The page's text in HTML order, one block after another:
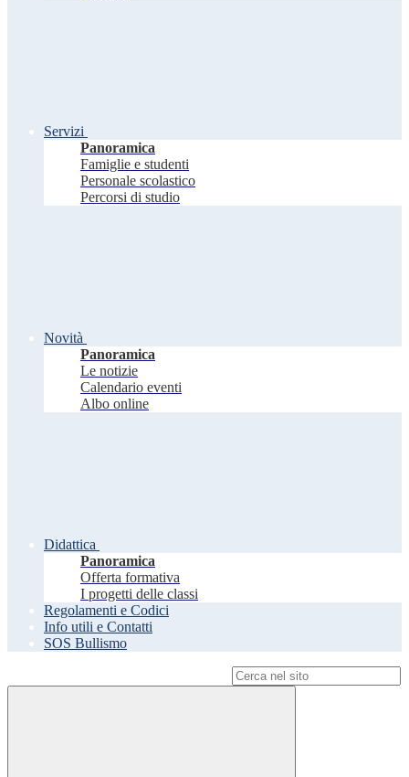
Servizi
Panoramica
Famiglie e studenti
Personale scolastico
Percorsi di studio
Novità
Panoramica
Le notizie
Calendario eventi
Albo online
Didattica
Panoramica
Offerta formativa
I progetti delle classi
Regolamenti e Codici
Info utili e Contatti
SOS Bullismo